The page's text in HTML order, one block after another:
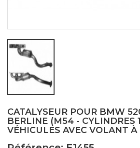
CATALYSEUR POUR BMW
BERLINE (M54 - CYLINDRES
VÉHICULES AVEC VOLANT À